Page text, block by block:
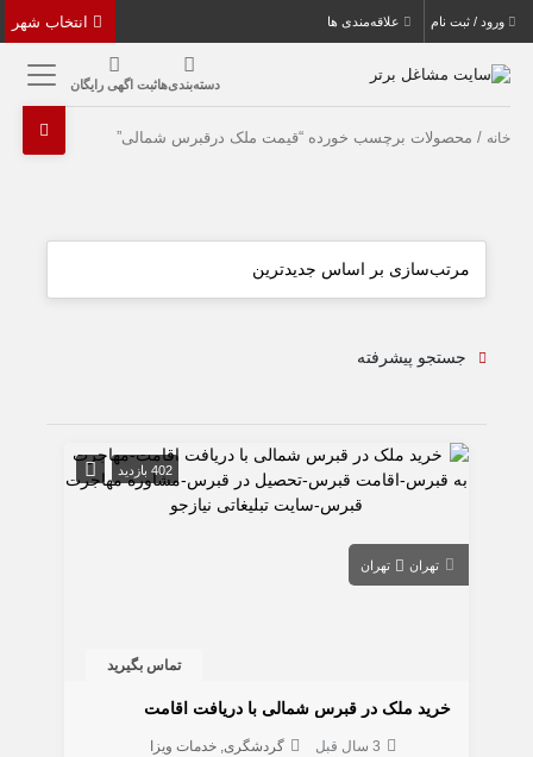
ورود / ثبت نام علاقه‌مندی ها
دسته‌بندی‌هاثبت اگهی رایگان
خانه / محصولات برچسب خورده “قیمت ملک درقبرس شمالی”
جستجو پیشرفته
402 بازدید
تهران تهران
تماس بگیرید
خرید ملک در قبرس شمالی با دریافت اقامت
3 سال قبل گردشگری خدمات ویزا